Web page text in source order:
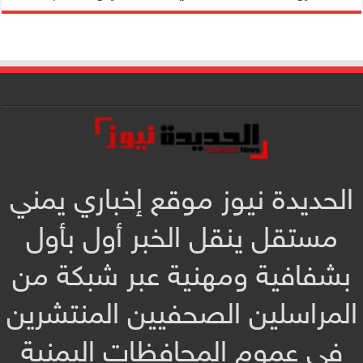
الحديدة نيوز موقع إخباري يمني
مستقل ينقل الخبر أول بأول
بشفافية ومهنية عبر شبكة من
المراسلين الصحفيين المنتشرين
في عموم المحافظات اليمنية